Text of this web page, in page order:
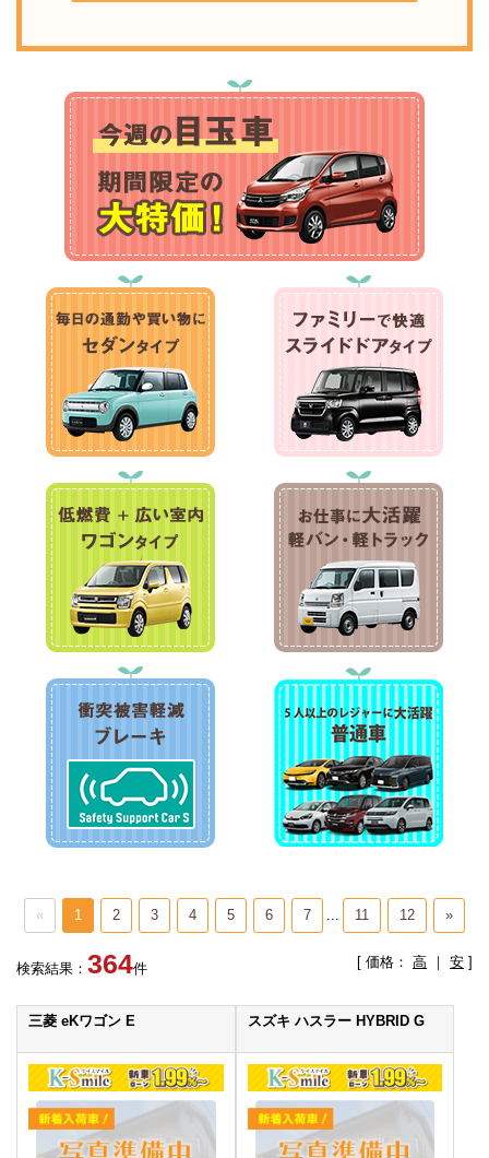
« 1 2 3 4 5 6 7 11 12 »
検索結果： 364件 [ 価格： 高 ｜ 安 ]
三菱 eKワゴン E スズキ ハスラー HYBRID G